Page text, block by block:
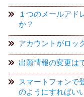
１つのメールアド
か？
アカウントがロッ
出願情報の変更は
スマートフォンで
のようにすればい